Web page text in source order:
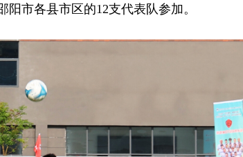
市各县市区的12支代表队参加。